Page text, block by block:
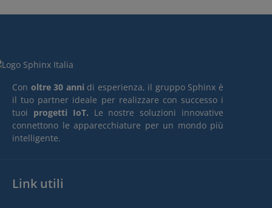
Con oltre 30 anni di esperienza, il gruppo Sphinx è
il tuo partner ideale per realizzare con successo i
tuoi progetti IoT. Le nostre soluzioni innovative
connettono le apparecchiature per un mondo più
intelligente.
Link utili